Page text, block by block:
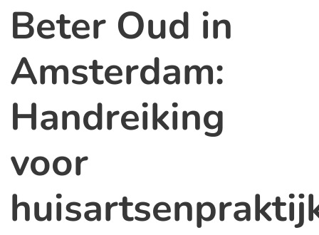
Beter Oud in
Amsterdam:
Handreiking
voor